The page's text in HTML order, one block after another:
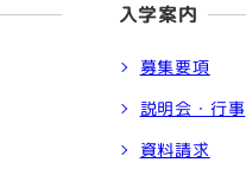
入学案内
募集要項
説明会・行事
資料請求